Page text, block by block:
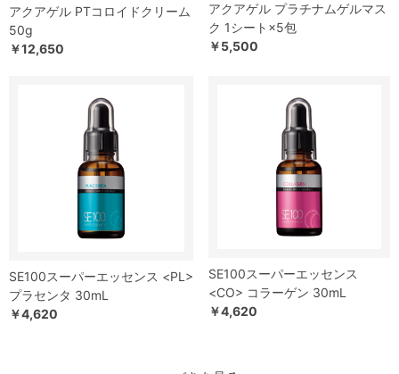
アクアゲル PTコロイドクリーム
50g
￥12,650
アクアゲル プラチナムゲルマス
ク 1シート×5包
￥5,500
SE100スーパーエッセンス <PL>
プラセンタ 30mL
￥4,620
SE100スーパーエッセンス
<CO> コラーゲン 30mL
￥4,620